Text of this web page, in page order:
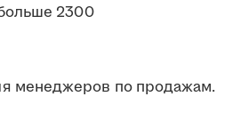
2300
менеджеров по продажам.